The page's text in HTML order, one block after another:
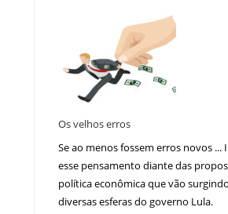
Os velhos erros
Se ao menos fossem erros novos ...
esse pensamento diante das
política econômica que vão
diversas esferas do governo Lula.